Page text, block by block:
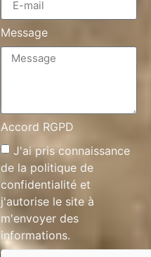
Message
Accord RGPD
J'ai pris connaissance
de la politique de
confidentialité et
j'autorise le site à
m'envoyer des
informations.